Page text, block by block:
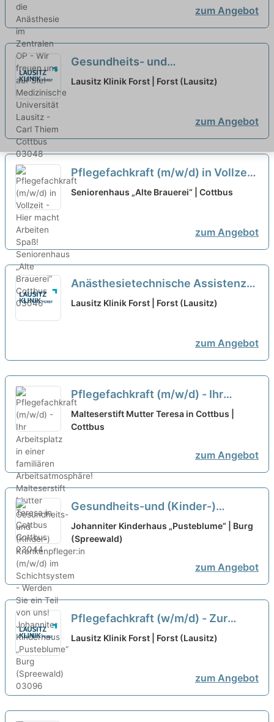
zum Angebot
Gesundheits- und
Krankenpflegehelfer:in (w/m/d) -
Lausitz Klinik Forst | Forst (Lausitz)
zum Angebot
Pflegefachkraft (m/w/d) in Vollzeit
- Hier macht Arbeiten Spaß! neu
Seniorenhaus „Alte Brauerei“ | Cottbus
zum Angebot
Anästhesietechnische Assistenz
(w/m/d) - Zur Verstärkung unseres
Lausitz Klinik Forst | Forst (Lausitz)
zum Angebot
Pflegefachkraft (m/w/d) - Ihr
Arbeitsplatz in einer familiären
Arbeitsatmosphäre!
Malteserstift Mutter Teresa in Cottbus |
Cottbus
zum Angebot
Gesundheits-und (Kinder-)
Krankenpfleger:in (m/w/d) im
Schichtsystem - Werden Sie ein
Teil von uns!
Johanniter Kinderhaus „Pusteblume“ | Burg
(Spreewald)
zum Angebot
Pflegefachkraft (w/m/d) - Zur
Verstärkung unseres Teams
Lausitz Klinik Forst | Forst (Lausitz)
zum Angebot